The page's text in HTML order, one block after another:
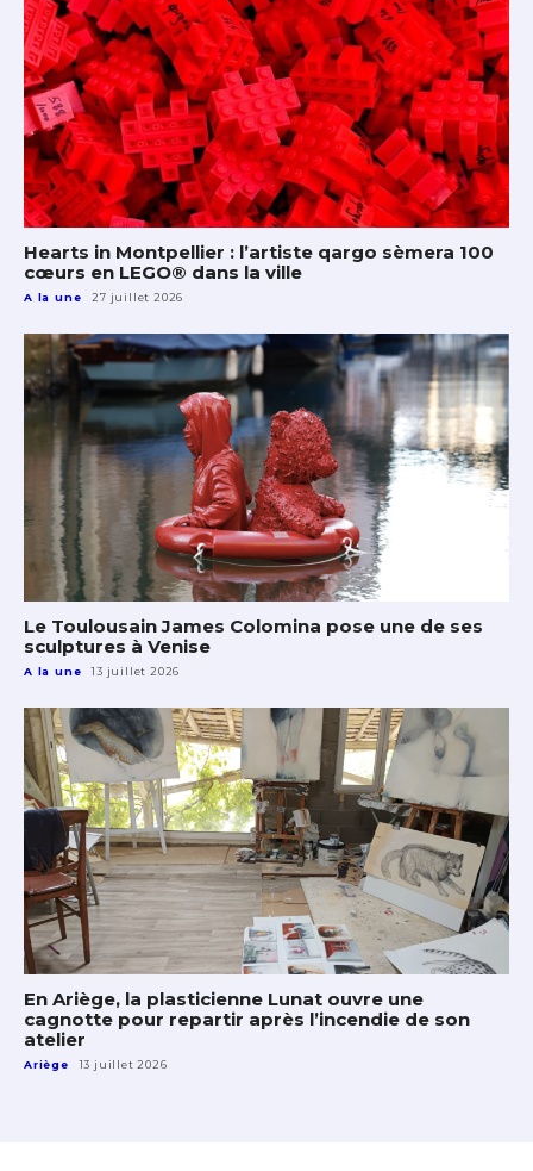
Hearts in Montpellier : l’artiste qargo sèmera 100
cœurs en LEGO® dans la ville
A la une 27 juillet 2026
Le Toulousain James Colomina pose une de ses
sculptures à Venise
A la une 13 juillet 2026
En Ariège, la plasticienne Lunat ouvre une
cagnotte pour repartir après l’incendie de son
atelier
Ariège 13 juillet 2026